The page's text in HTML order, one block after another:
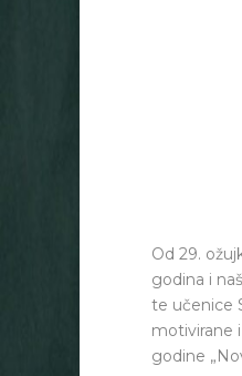
Od 29.
godina i
te učenice
motivirane
godine